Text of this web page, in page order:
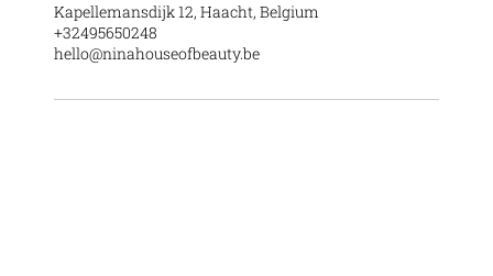
Kapellemansdijk 12, Haacht, Belgium
+32495650248
hello@ninahouseofbeauty.be